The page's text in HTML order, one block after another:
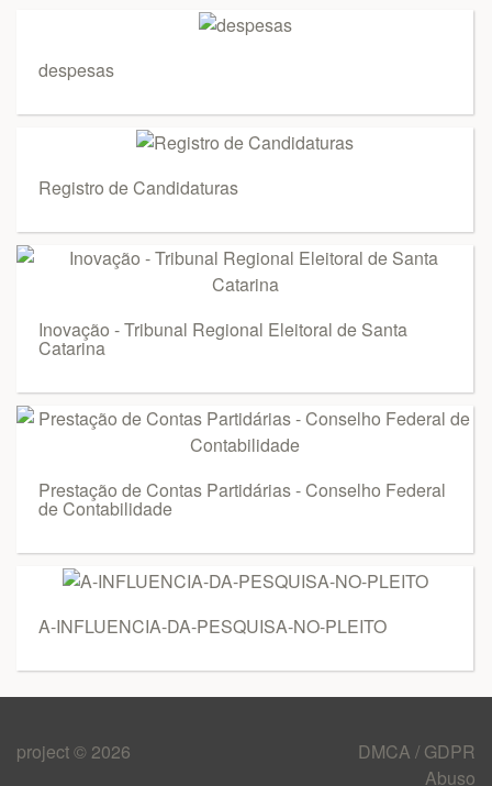
despesas
Registro de Candidaturas
Inovação - Tribunal Regional Eleitoral de Santa
Catarina
Prestação de Contas Partidárias - Conselho Federal
de Contabilidade
A-INFLUENCIA-DA-PESQUISA-NO-PLEITO
project © 2026
DMCA / GDPR
Abuso